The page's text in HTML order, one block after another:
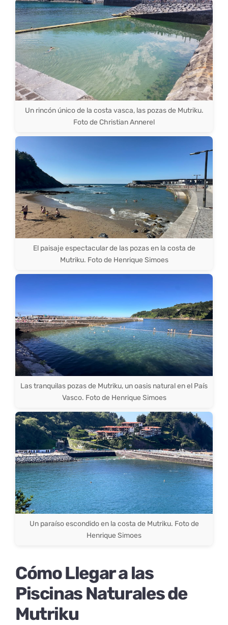
Un rincón único de la costa vasca, las pozas de Mutriku.
Foto de Christian Annerel
El paisaje espectacular de las pozas en la costa de
Mutriku. Foto de Henrique Simoes
Las tranquilas pozas de Mutriku, un oasis natural en el País
Vasco. Foto de Henrique Simoes
Un paraíso escondido en la costa de Mutriku. Foto de
Henrique Simoes
Cómo Llegar a las
Piscinas Naturales de
Mutriku